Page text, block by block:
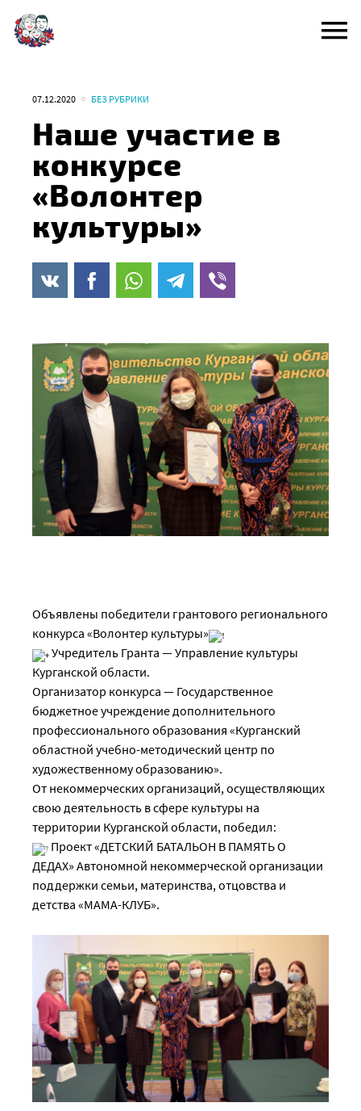
Перейти
содержанию
07.12.2020 БЕЗ РУБРИКИ
Наше участие в
конкурсе
«Волонтер
культуры»
Объявлены победители грантового регионального
конкурса «Волонтер культуры»
Учредитель Гранта — Управление культуры
Курганской области.
Организатор конкурса — Государственное
бюджетное учреждение дополнительного
профессионального образования «Курганский
областной учебно-методический центр по
художественному образованию».
От некоммерческих организаций, осуществляющих
свою деятельность в сфере культуры на
территории Курганской области, победил:
Проект «ДЕТСКИЙ БАТАЛЬОН В ПАМЯТЬ О
ДЕДАХ» Автономной некоммерческой организации
поддержки семьи, материнства, отцовства и
детства «МАМА-КЛУБ».